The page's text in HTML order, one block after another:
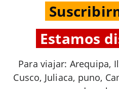
Estamos
Para viajar: Arequipa,
Cusco, Juliaca, puno,